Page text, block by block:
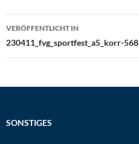
Beitragsnavigation
VERÖFFENTLICHT IN
230411_fvg_sportfest_a5_korr-568
SONSTIGES